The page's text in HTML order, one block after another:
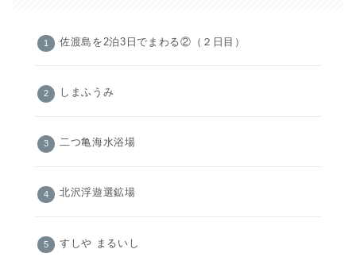
佐渡島を2泊3日でまわる②（２日目）
しまふうみ
二つ亀海水浴場
北沢浮遊選鉱場
すしや まるいし